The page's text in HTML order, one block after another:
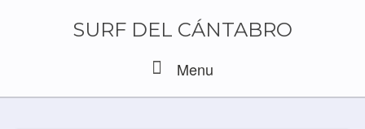
SURF DEL CÁNTABRO
Menu